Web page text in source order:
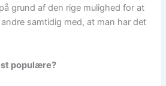
grund af den rige mulighed for at
samtidig med, at man har det
populære?